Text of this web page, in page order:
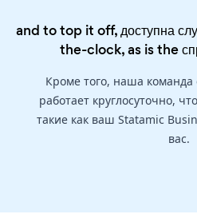
and to top it off, доступна
the-clock, as is the
Кроме того, наша
работает круглосуточно,
такие как ваш Statamic
вас.